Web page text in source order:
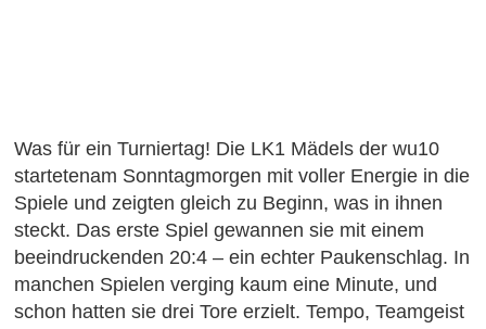
Was für ein Turniertag! Die LK1 Mädels der wu10
startetenam Sonntagmorgen mit voller Energie in die
Spiele und zeigten gleich zu Beginn, was in ihnen
steckt. Das erste Spiel gewannen sie mit einem
beeindruckenden 20:4 – ein echter Paukenschlag. In
manchen Spielen verging kaum eine Minute, und
schon hatten sie drei Tore erzielt. Tempo, Teamgeist